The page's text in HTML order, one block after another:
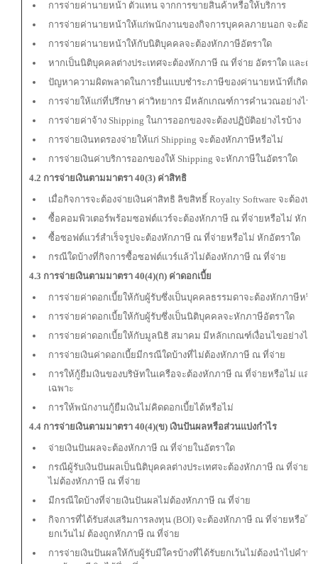
การจ่ายค่านายหน้า ตัวแทน จากการขายสินค้าหรือให้บริการ
การจ่ายค่านายหน้าให้แก่พนักงานของกิจการบุคคลภายนอก จะต้อง
การจ่ายค่านายหน้าให้กับนิติบุคคลจะต้องหักภาษีอัตราใด
หากเป็นนิติบุคคลต่างประเทศจะต้องหักภาษี ณ ที่จ่าย อัตราใด และต้
ปัญหาความผิดพลาดในการยื่นแบบชำระภาษีของค่านายหน้าที่เกิดขึ้
การจ่ายให้แก่ที่ปรึกษา ค่าวิทยากร มีหลักเกณฑ์การคำนวณอย่างไร
การจ่ายค่าจ้าง Shipping ในการออกของจะต้องปฏิบัติอย่างไรบ้าง
การจ่ายเงินทดรองจ่ายให้แก่ Shipping จะต้องหักภาษีหรือไม่
การจ่ายเงินค่าบริการออกของให้ Shipping จะหักภาษีในอัตราใด
4.2 การจ่ายเงินตามมาตรา 40(3) ค่าสิทธิ
เมื่อกิจการจะต้องจ่ายเงินค่าสิทธิ ลิขสิทธิ์ Royalty Software จะต้องป
ซื้อคอมพิวเตอร์พร้อมซอฟต์แวร์จะต้องหักภาษี ณ ที่จ่ายหรือไม่ หักอัต
ซื้อซอฟต์แวร์สำเร็จรูปจะต้องหักภาษี ณ ที่จ่ายหรือไม่ หักอัตราใด
กรณีใดบ้างที่กิจการซื้อซอฟต์แวร์แล้วไม่ต้องหักภาษี ณ ที่จ่าย
4.3 การจ่ายเงินตามมาตรา 40(4)(ก) ค่าดอกเบี้ย
การจ่ายค่าดอกเบี้ยให้กับผู้รับซึ่งเป็นบุคคลธรรมดาจะต้องหักภาษีหรื
การจ่ายค่าดอกเบี้ยให้กับผู้รับซึ่งเป็นนิติบุคคลจะหักภาษีอัตราใด
การจ่ายค่าดอกเบี้ยให้กับมูลนิธิ สมาคม มีหลักเกณฑ์เงื่อนไขอย่างไร
การจ่ายเงินค่าดอกเบี้ยมีกรณีใดบ้างที่ไม่ต้องหักภาษี ณ ที่จ่าย
การให้กู้ยืมเงินของบริษัทในเครือจะต้องหักภาษี ณ ที่จ่ายหรือไม่ แล
เฉพาะ
การให้พนักงานกู้ยืมเงินไม่คิดดอกเบี้ยได้หรือไม่
4.4 การจ่ายเงินตามมาตรา 40(4)(ข) เงินปันผลหรือส่วนแบ่งกำไร
จ่ายเงินปันผลจะต้องหักภาษี ณ ที่จ่ายในอัตราใด
กรณีผู้รับเงินปันผลเป็นนิติบุคคลต่างประเทศจะต้องหักภาษี ณ ที่จ่ายอั
ไม่ต้องหักภาษี ณ ที่จ่าย
มีกรณีใดบ้างที่จ่ายเงินปันผลไม่ต้องหักภาษี ณ ที่จ่าย
กิจการที่ได้รับส่งเสริมการลงทุน (BOI) จะต้องหักภาษี ณ ที่จ่ายหรือไ
ยกเว้นไม่ ต้องถูกหักภาษี ณ ที่จ่าย
การจ่ายเงินปันผลให้กับผู้รับมีใครบ้างที่ได้รับยกเว้นไม่ต้องนำไปคำน